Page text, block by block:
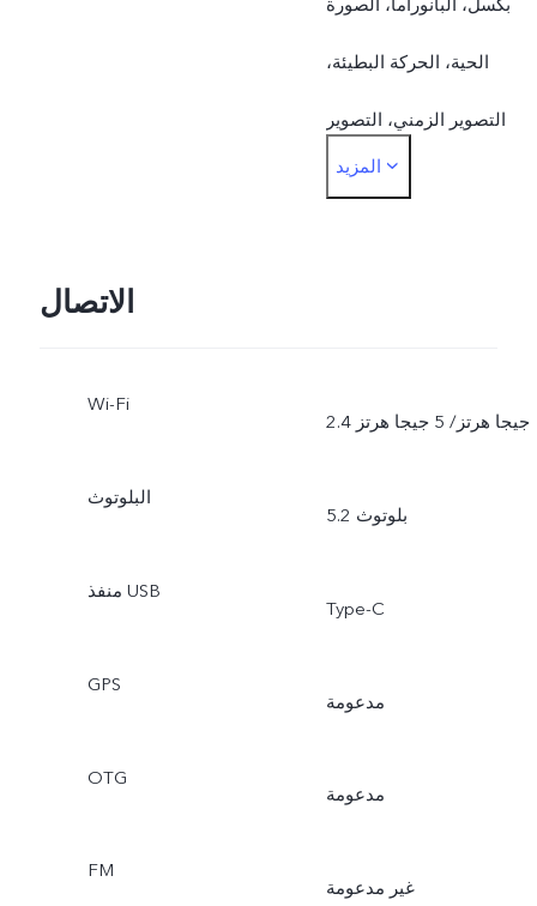
بكسل، البانوراما، الصورة
الحية، الحركة البطيئة،
التصوير الزمني، التصوير
الاحترافي، ملصقات AR،
المزيد
الاتصال
Wi-Fi
2.4 جيجا هرتز/ 5 جيجا هرتز
البلوتوث
بلوتوث 5.2
منفذ USB
Type-C
GPS
مدعومة
OTG
مدعومة
FM
غير مدعومة